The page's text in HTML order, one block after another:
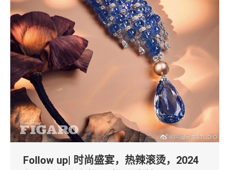
Follow up| 时尚盛宴，热辣滚烫，2024